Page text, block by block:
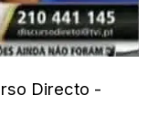
Directo -